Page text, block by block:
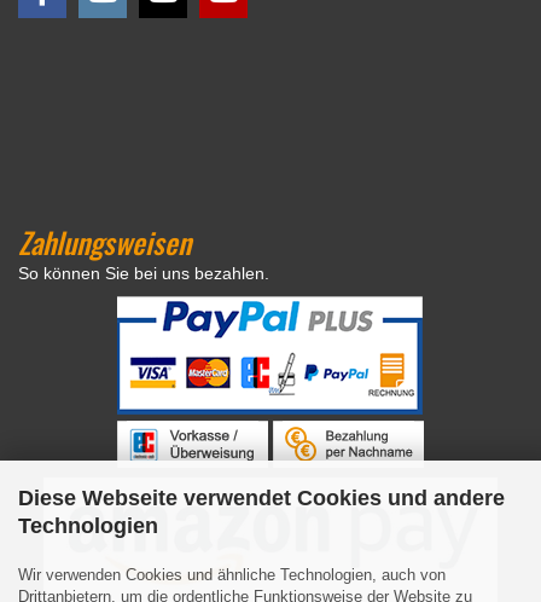
Diese Webseite verwendet Cookies und andere
Technologien
Wir verwenden Cookies und ähnliche Technologien, auch von
Drittanbietern, um die ordentliche Funktionsweise der Website zu
Zahlungsweisen
So können Sie bei uns bezahlen.